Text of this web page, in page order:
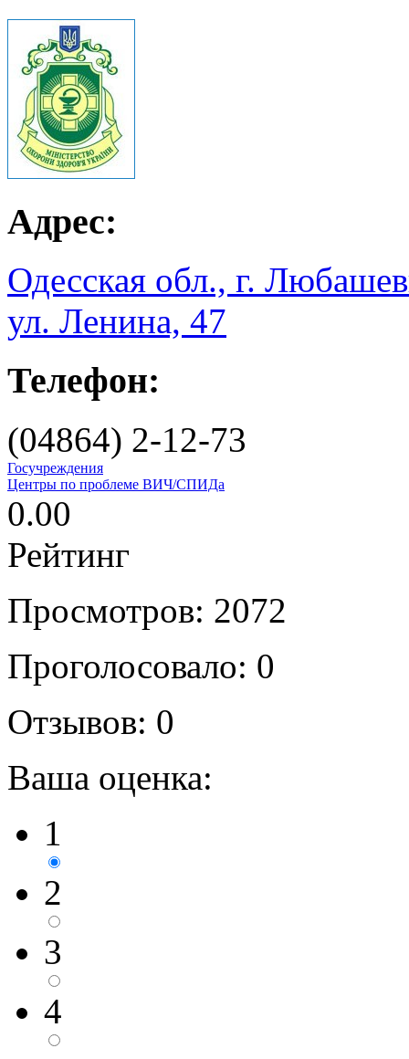
Адрес:
Одесская обл., г.
ул. Ленина, 47
Телефон:
(04864) 2-12-73
Госучреждения
Центры по проблеме ВИЧ/СПИДа
0.00
Рейтинг
Просмотров: 2072
Проголосовало: 0
Отзывов: 0
Ваша оценка:
1
2
3
4